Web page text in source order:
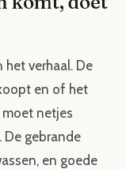
verhaal. De
en of het
netjes
De gebrande
en goede